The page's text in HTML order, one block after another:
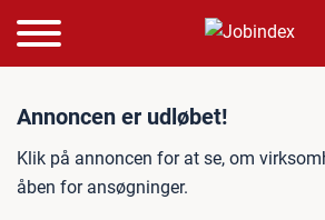
Jobannonce:
Annoncen er udløbet!
Klik på annoncen for at se, om
åben for ansøgninger.